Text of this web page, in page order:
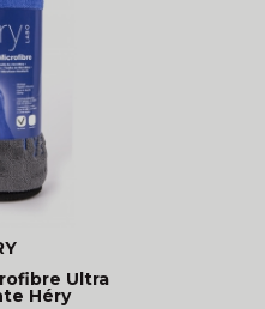
Ultra
Héry